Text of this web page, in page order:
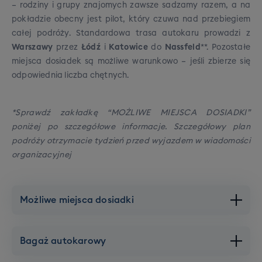
– rodziny i grupy znajomych zawsze sadzamy razem, a na
pokładzie obecny jest pilot, który czuwa nad przebiegiem
całej podróży. Standardowa trasa autokaru prowadzi z
Warszawy przez Łódźi Katowicedo Nassfeld **. Pozostałe
miejsca dosiadek są możliwe warunkowo – jeśli zbierze się
odpowiednia liczba chętnych.
*Sprawdź zakładkę “MOŻLIWE MIEJSCA DOSIADKI”
poniżej po szczegółowe informacje. Szczegółowy plan
podróży otrzymacie tydzień przed wyjazdem w wiadomości
organizacyjnej
Możliwe miejsca dosiadki
Brak dopłat,Dojazd
Bagaż autokarowy